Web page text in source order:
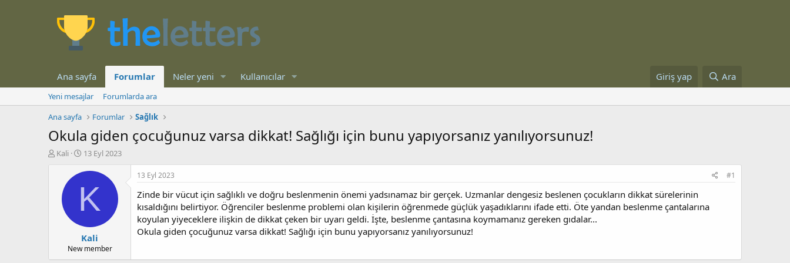
Ana sayfa Forumlar Neler yeni Kullanıcılar Giriş yap Ara
Yeni mesajlar
Forumlarda ara
Ana sayfa
Forumlar Sağlık
Okula giden çocuğunuz varsa dikkat! Sağlığı için bunu yapıyorsanız yanılıyorsunuz!
K
l
Kali
B
ş
a
n
ı
ç
t
a
13 Eyl 2023
K
Kali
New member
13 Eyl 2023 #1
Zinde bir vücut için sağlıklı ve doğru beslenmenin önemi yadsınamaz bir gerçek. Uzmanlar dengesiz beslenen çocukların dikkat sürelerinin
kısaldığını belirtiyor. Öğrenciler beslenme problemi olan kişilerin öğrenmede güçlük yaşadıklarını ifade etti. Öte yandan beslenme çantalarına
koyulan yiyeceklere ilişkin de dikkat çeken bir uyarı geldi. İşte, beslenme çantasına koymamanız gereken gıdalar...
Okula giden çocuğunuz varsa dikkat! Sağlığı için bunu yapıyorsanız yanılıyorsunuz!